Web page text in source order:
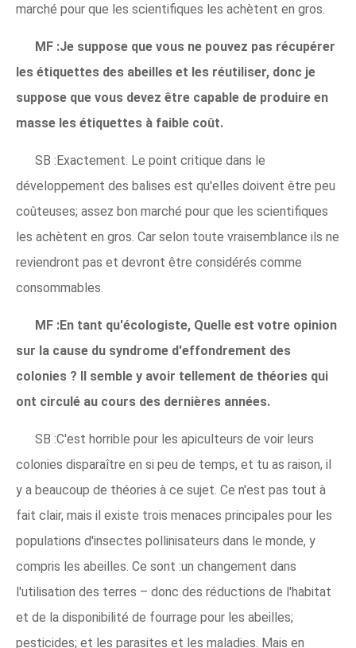
marché pour que les scientifiques les achètent en gros.
MF :Je suppose que vous ne pouvez pas récupérer
les étiquettes des abeilles et les réutiliser, donc je
suppose que vous devez être capable de produire en
masse les étiquettes à faible coût.
SB :Exactement. Le point critique dans le
développement des balises est qu'elles doivent être peu
coûteuses; assez bon marché pour que les scientifiques
les achètent en gros. Car selon toute vraisemblance ils ne
reviendront pas et devront être considérés comme
consommables.
MF :En tant qu'écologiste, Quelle est votre opinion
sur la cause du syndrome d'effondrement des
colonies ? Il semble y avoir tellement de théories qui
ont circulé au cours des dernières années.
SB :C'est horrible pour les apiculteurs de voir leurs
colonies disparaître en si peu de temps, et tu as raison, il
y a beaucoup de théories à ce sujet. Ce n'est pas tout à
fait clair, mais il existe trois menaces principales pour les
populations d'insectes pollinisateurs dans le monde, y
compris les abeilles. Ce sont :un changement dans
l'utilisation des terres – donc des réductions de l'habitat
et de la disponibilité de fourrage pour les abeilles;
pesticides; et les parasites et les maladies. Mais en